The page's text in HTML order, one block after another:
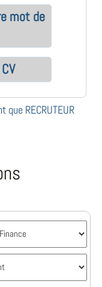
mot de
RECRUTEUR